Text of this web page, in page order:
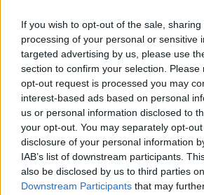
If you wish to opt-out of the sale,
processing of your personal or sensitive
targeted advertising by us, please use
section to confirm your selection.
opt-out request is processed you may
interest-based ads based on personal
us or personal information disclosed to
your opt-out. You may separately opt-
disclosure of your personal information
IAB’s list of downstream participants.
also be disclosed by us to third parties
Downstream Participants that may
καλύτερα ευρωπαϊκά νησιά,
που προτείνονται στους
Γάλλους ταξιδιώτες​​​​​​​​​​​​​​​
The
ελληνικά
Οι Times «ανακαλύπτουν» την
αυθεντικότητα της Άνδρου